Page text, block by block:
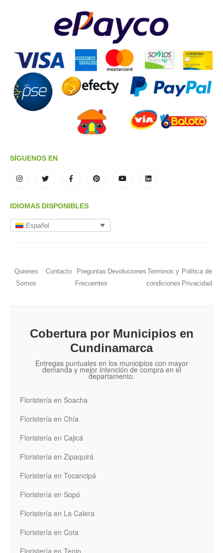
SÍGUENOS EN
IDIOMAS DISPONIBLES
Español
Quienes
Somos
Contacto
Preguntas
Frecuentes
Devoluciones Terminos y
condiciones
Politica de
Privacidad
Cobertura por Municipios en
Cundinamarca
Entregas puntuales en los municipios con mayor
demanda y mejor intención de compra en el
departamento.
Floristería en Soacha
Floristería en Chía
Floristería en Cajicá
Floristería en Zipaquirá
Floristería en Tocancipá
Floristería en Sopó
Floristería en La Calera
Floristería en Cota